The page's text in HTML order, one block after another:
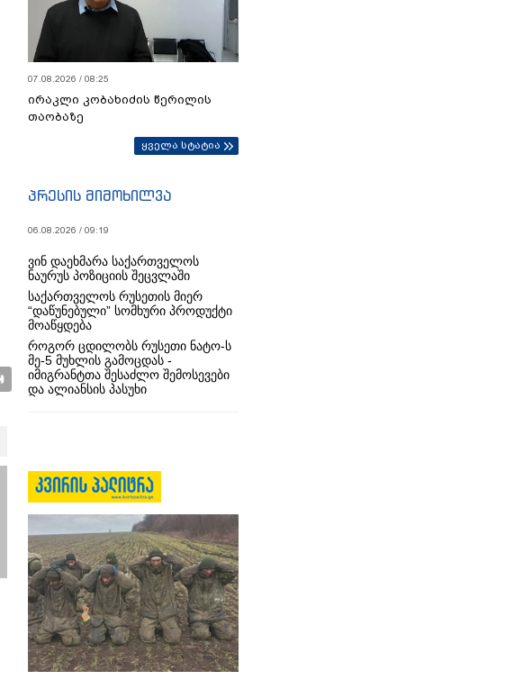
07.08.2026 / 08:25
ირაკლი კობახიძის წერილის
თაობაზე
ყველა სტატია
პრესის მიმოხილვა
06.08.2026 / 09:19
ვინ დაეხმარა საქართველოს
ნაურუს პოზიციის შეცვლაში
საქართველოს რუსეთის მიერ
“დაწუნებული” სომხური პროდუქტი
მოაწყდება
როგორ ცდილობს რუსეთი ნატო-ს
მე-5 მუხლის გამოცდას -
იმიგრანტთა შესაძლო შემოსევები
და ალიანსის პასუხი